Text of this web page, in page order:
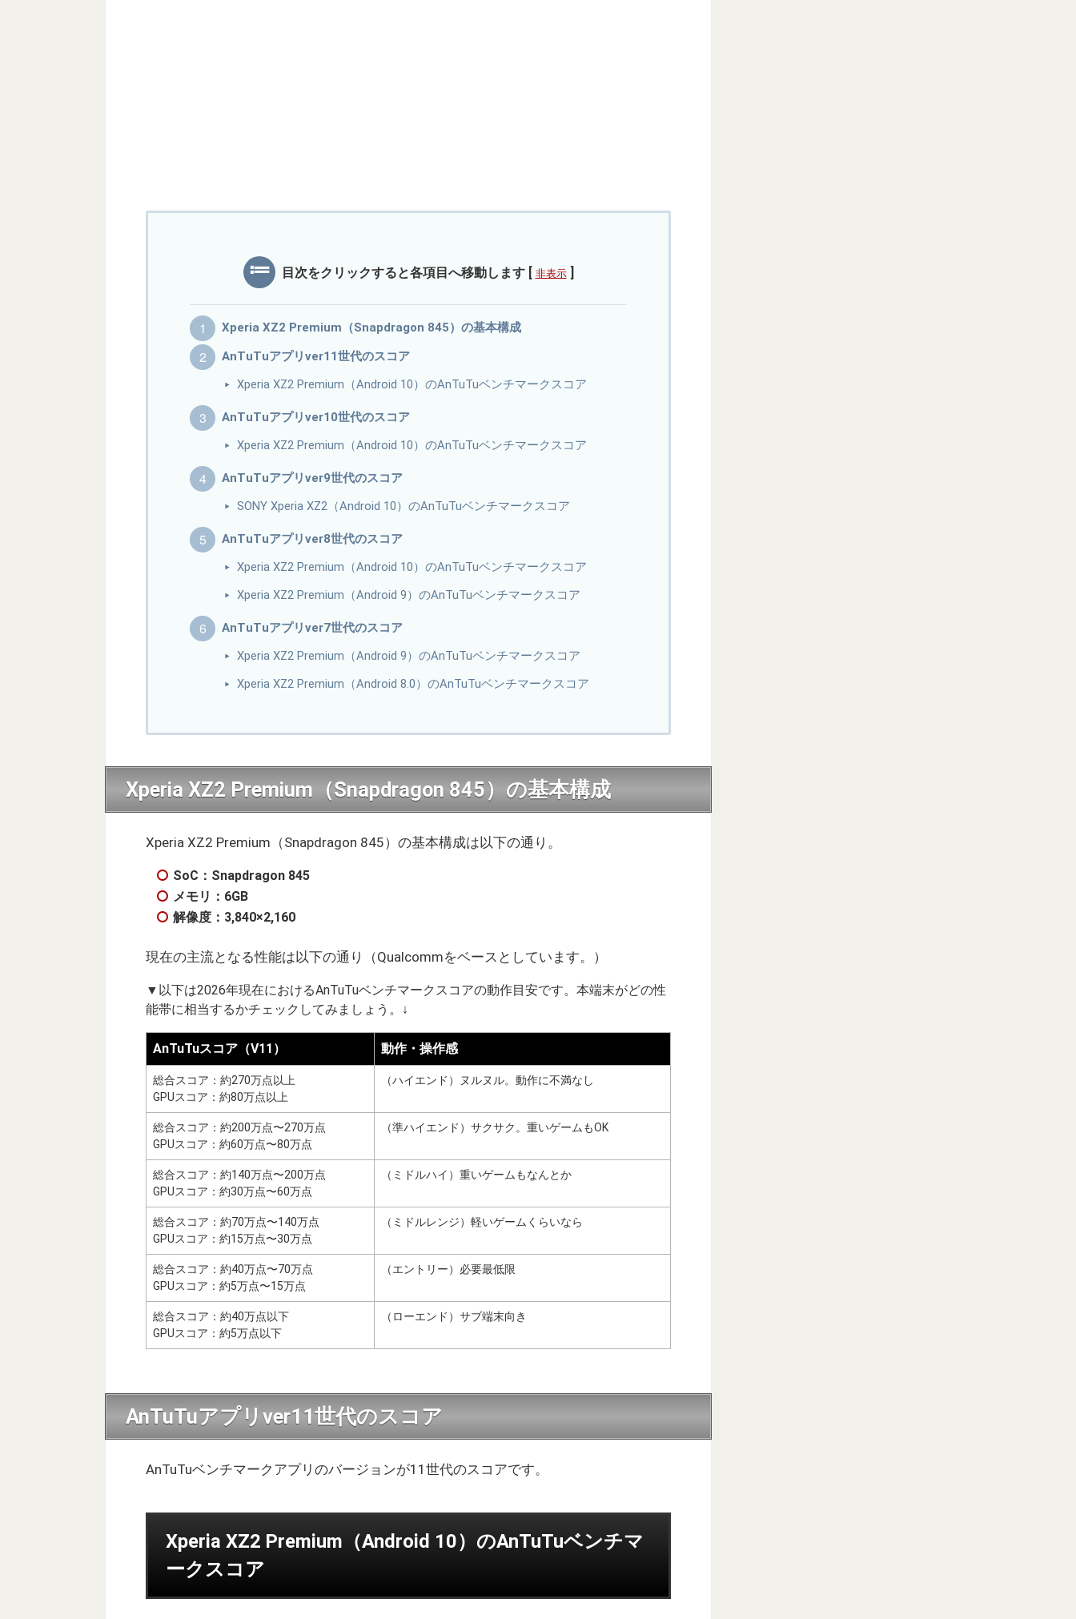
目次をクリックすると各項目へ移動します [ 非表示 ]
Xperia XZ2 Premium（Snapdragon 845）の基本構成
AnTuTuアプリver11世代のスコア
Xperia XZ2 Premium（Android 10）のAnTuTuベンチマークスコア
AnTuTuアプリver10世代のスコア
Xperia XZ2 Premium（Android 10）のAnTuTuベンチマークスコア
AnTuTuアプリver9世代のスコア
SONY Xperia XZ2（Android 10）のAnTuTuベンチマークスコア
AnTuTuアプリver8世代のスコア
Xperia XZ2 Premium（Android 10）のAnTuTuベンチマークスコア
Xperia XZ2 Premium（Android 9）のAnTuTuベンチマークスコア
AnTuTuアプリver7世代のスコア
Xperia XZ2 Premium（Android 9）のAnTuTuベンチマークスコア
Xperia XZ2 Premium（Android 8.0）のAnTuTuベンチマークスコア
Xperia XZ2 Premium（Snapdragon 845）の基本構成
Xperia XZ2 Premium（Snapdragon 845）の基本構成は以下の通り。
SoC：Snapdragon 845
メモリ：6GB
解像度：3,840×2,160
現在の主流となる性能は以下の通り（Qualcommをベースとしています。）
▼以下は2026年現在におけるAnTuTuベンチマークスコアの動作目安です。本端末がどの性
能帯に相当するかチェックしてみましょう。↓
AnTuTuスコア（V11） 動作・操作感
総合スコア：約270万点以上
GPUスコア：約80万点以上
（ハイエンド）ヌルヌル。動作に不満なし
総合スコア：約200万点〜270万点
GPUスコア：約60万点〜80万点
（準ハイエンド）サクサク。重いゲームもOK
総合スコア：約140万点〜200万点
GPUスコア：約30万点〜60万点
（ミドルハイ）重いゲームもなんとか
総合スコア：約70万点〜140万点
GPUスコア：約15万点〜30万点
（ミドルレンジ）軽いゲームくらいなら
総合スコア：約40万点〜70万点
GPUスコア：約5万点〜15万点
（エントリー）必要最低限
総合スコア：約40万点以下
GPUスコア：約5万点以下
（ローエンド）サブ端末向き
AnTuTuアプリver11世代のスコア
AnTuTuベンチマークアプリのバージョンが11世代のスコアです。
Xperia XZ2 Premium（Android 10）のAnTuTuベンチマ
ークスコア